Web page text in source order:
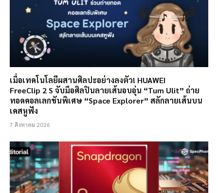
เมื่อเทคโนโลยีผสานศิลปะอย่างลงตัว! HUAWEI
FreeClip 2 S จับมือศิลปินลายเส้นอบอุ่น “Tum Ulit” ถ่าย
ทอดคอลเลกชันพิเศษ “Space Explorer” สลักลายเส้นบน
เคสหูฟัง
7 สิงหาคม 2026